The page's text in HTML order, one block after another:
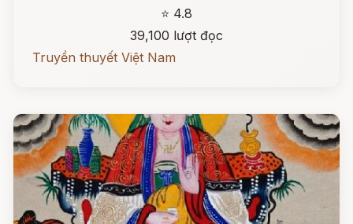
⭐ 4.8
39,100 lượt đọc
Truyền thuyết Việt Nam